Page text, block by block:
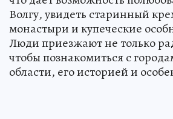
Волгу, увидеть старинный
монастыри и купеческие
Люди приезжают не только
чтобы познакомиться с
области, его историей и